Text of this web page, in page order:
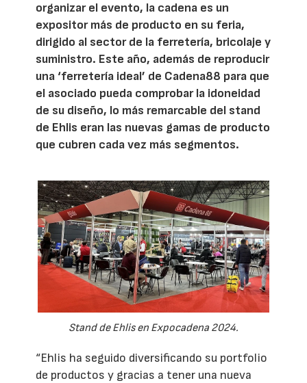
organizar el evento, la cadena es un
expositor más de producto en su feria,
dirigido al sector de la ferretería, bricolaje y
suministro. Este año, además de reproducir
una ‘ferretería ideal’ de Cadena88 para que
el asociado pueda comprobar la idoneidad
de su diseño, lo más remarcable del stand
de Ehlis eran las nuevas gamas de producto
que cubren cada vez más segmentos.
Stand de Ehlis en Expocadena 2024.
“Ehlis ha seguido diversificando su portfolio
de productos y gracias a tener una nueva